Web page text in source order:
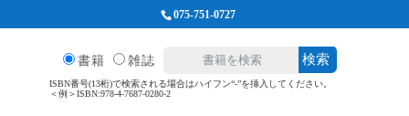
075-751-0727
書籍 雑誌 検索
ISBN番号(13桁)で検索される場合はハイフン“-”を挿入してください。
＜例＞ISBN:978-4-7687-0280-2